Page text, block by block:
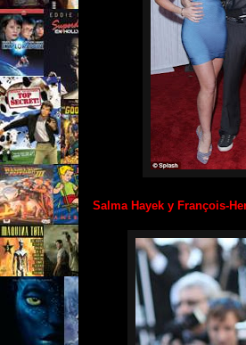
Salma Hayek y François-